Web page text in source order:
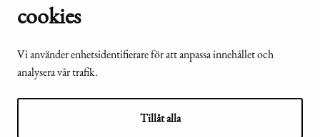
cookies
Vi använder enhetsidentifierare för att anpassa innehållet och
analysera vår trafik.
Tillåt alla
© Republikens
presidents kansli
2024